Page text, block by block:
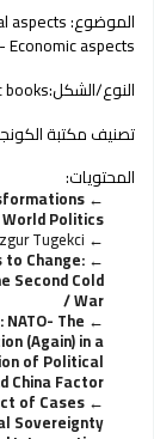
الموضوع:aspects
aspects
النوع/الشكل:
تصنيف مكتبة
المحتويات:
Politics /
Tugekci.
to Change:
Second Cold
War /
The
(Again) in a
of Political
China Factor /
of Cases
Sovereignty